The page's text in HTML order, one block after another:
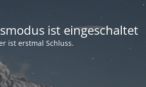
ist eingeschaltet
ist erstmal Schluss.